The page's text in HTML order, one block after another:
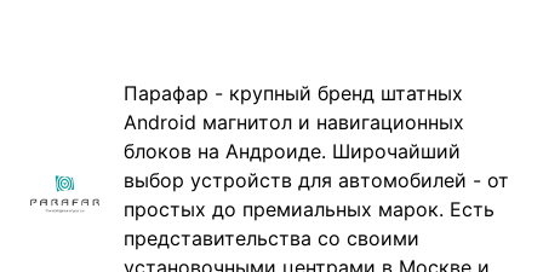
Парафар - крупный бренд штатных
Android магнитол и навигационных
блоков на Андроиде. Широчайший
выбор устройств для автомобилей - от
простых до премиальных марок. Есть
представительства со своими
установочными центрами в Москве и